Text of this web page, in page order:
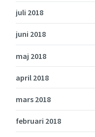
juli 2018
juni 2018
maj 2018
april 2018
mars 2018
februari 2018